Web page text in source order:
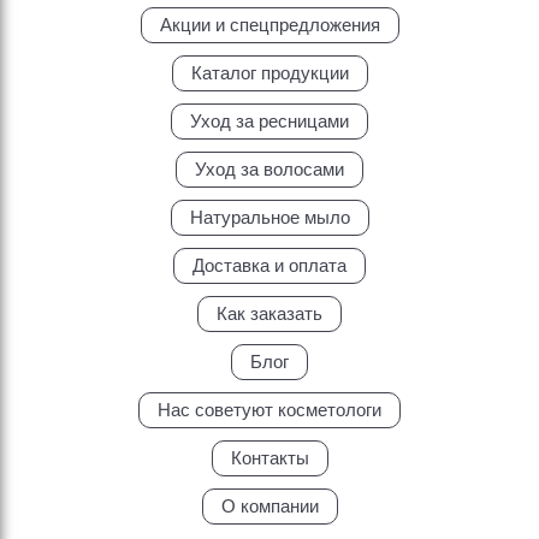
Акции и спецпредложения
Каталог продукции
Уход за ресницами
Уход за волосами
Натуральное мыло
Доставка и оплата
Как заказать
Блог
Нас советуют косметологи
Контакты
О компании